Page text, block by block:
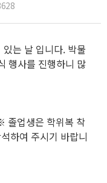
는 날 입니다. 박물
행사를 진행하니 많
졸업생은 학위복 착
하여 주시기 바랍니